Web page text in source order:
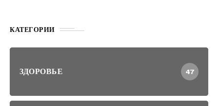
КАТЕГОРИИ
ЗДОРОВЬЕ 47